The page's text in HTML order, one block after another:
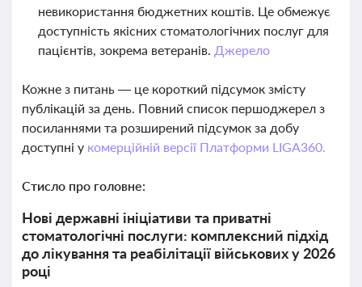
невикористання бюджетних коштів. Це обмежує
доступність якісних стоматологічних послуг для
пацієнтів, зокрема ветеранів. Джерело
Кожне з питань — це короткий підсумок змісту
публікацій за день. Повний список першоджерел з
посиланнями та розширений підсумок за добу
доступні у комерційній версії Платформи LIGA360.
Стисло про головне:
Нові державні ініціативи та приватні
стоматологічні послуги: комплексний підхід
до лікування та реабілітації військових у 2026
році